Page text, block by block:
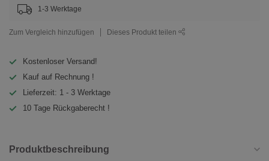
1-3 Werktage
Zum Vergleich hinzufügen Dieses Produkt teilen
Kostenloser Versand!
Kauf auf Rechnung !
Lieferzeit: 1 - 3 Werktage
10 Tage Rückgaberecht !
Produktbeschreibung